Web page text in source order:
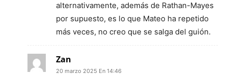
alternativamente, además de Rathan-Mayes
por supuesto, es lo que Mateo ha repetido
más veces, no creo que se salga del guión.
Zan
20 marzo 2025 En 14:46